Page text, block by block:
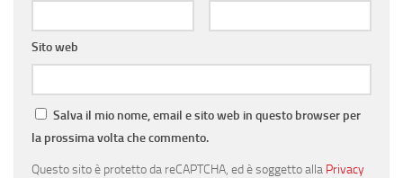
Sito web
Salva il mio nome, email e sito web in questo browser per
la prossima volta che commento.
Questo sito è protetto da reCAPTCHA, ed è soggetto alla Privacy